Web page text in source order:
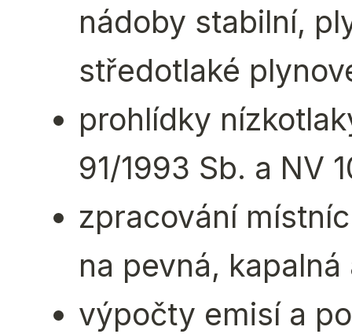
nádoby stabilní,
středotlaké
prohlídky
91/1993 Sb. a NV
zpracování
na pevná,
výpočty emisí a